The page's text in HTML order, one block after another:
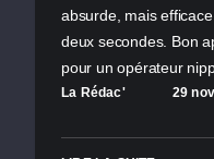
absurde, mais
deux secondes. Bon
pour un opérateur
La Rédac' 29